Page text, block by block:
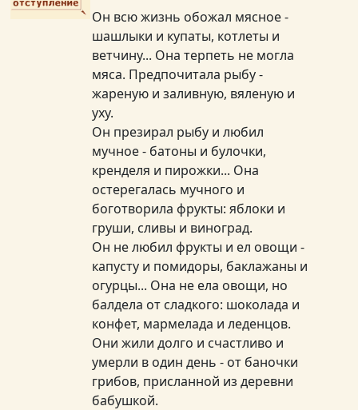
Он всю жизнь обожал мясное -
шашлыки и купаты, котлеты и
ветчину... Она терпеть не могла
мяса. Предпочитала рыбу -
жареную и заливную, вяленую и
уху.
Он презирал рыбу и любил
мучное - батоны и булочки,
кренделя и пирожки... Она
остерегалась мучного и
боготворила фрукты: яблоки и
груши, сливы и виноград.
Он не любил фрукты и ел овощи -
капусту и помидоры, баклажаны и
огурцы... Она не ела овощи, но
балдела от сладкого: шоколада и
конфет, мармелада и леденцов.
Они жили долго и счастливо и
умерли в один день - от баночки
грибов, присланной из деревни
бабушкой.